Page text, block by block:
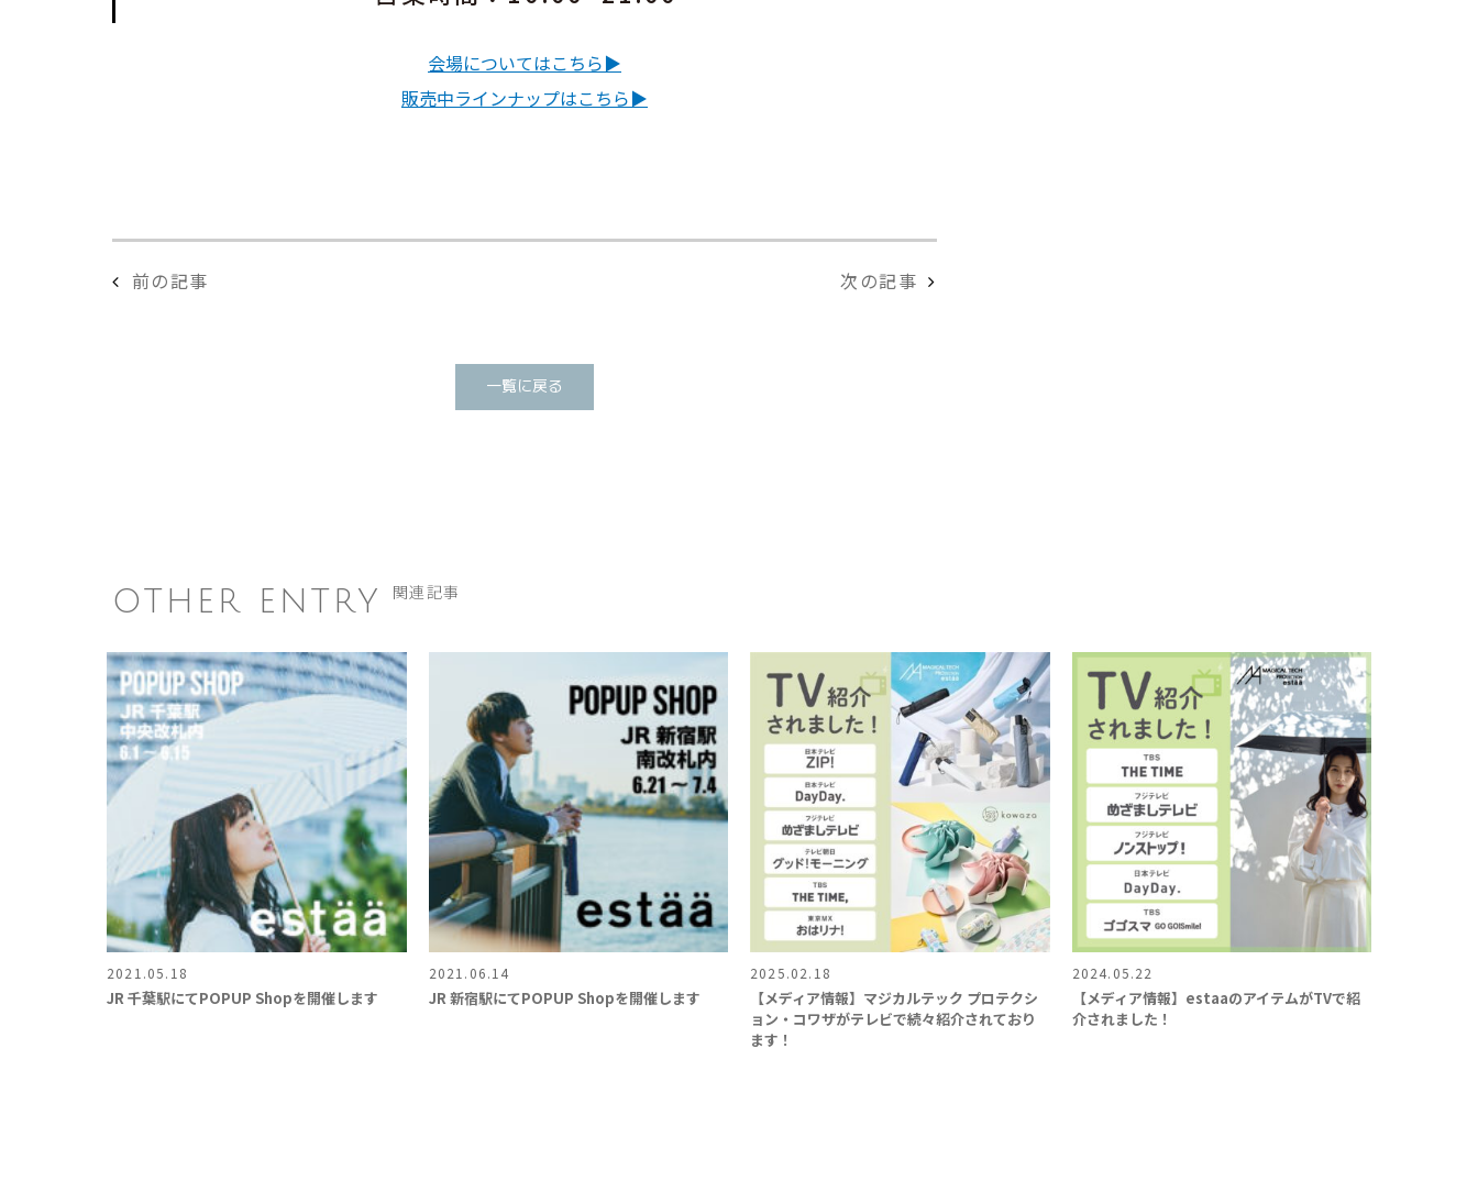
会場についてはこちら▶︎
販売中ラインナップはこちら▶︎
前の記事 次の記事
一覧に戻る
OTHER ENTRY 関連記事
2021.05.18
JR 千葉駅にてPOPUP Shopを開催します
2021.06.14
JR 新宿駅にてPOPUP Shopを開催します
2025.02.18
【メディア情報】マジカルテック プロテクシ
ョン・コワザがテレビで続々紹介されており
ます！
2024.05.22
【メディア情報】estaaのアイテムがTVで紹
介されました！